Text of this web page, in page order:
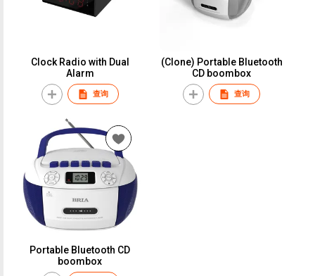
Clock Radio with Dual
Alarm
查询
(Clone) Portable Bluetooth
CD boombox
查询
Portable Bluetooth CD
boombox